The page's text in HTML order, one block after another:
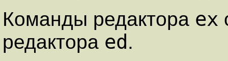
Команды редактора ex
редактора ed .